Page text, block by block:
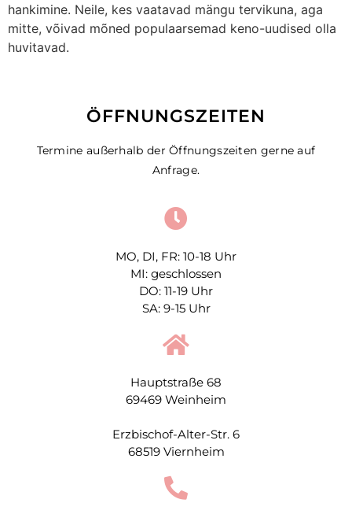
hankimine. Neile, kes vaatavad mängu tervikuna, aga
mitte, võivad mõned populaarsemad keno-uudised olla
huvitavad.
ÖFFNUNGSZEITEN
Termine außerhalb der Öffnungszeiten gerne auf
Anfrage.
MO, DI, FR: 10-18 Uhr
MI: geschlossen
DO: 11-19 Uhr
SA: 9-15 Uhr
Hauptstraße 68
69469 Weinheim
Erzbischof-Alter-Str. 6
68519 Viernheim